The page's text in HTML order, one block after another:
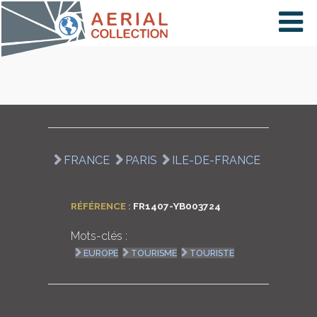
×
COLLECTIONS
FRANCE PARIS ILE-DE-FRANCE
RÉFÉRENCE : FR1407-YB003724
Mots-clés :
EUROPE TOURISME TOURISTE